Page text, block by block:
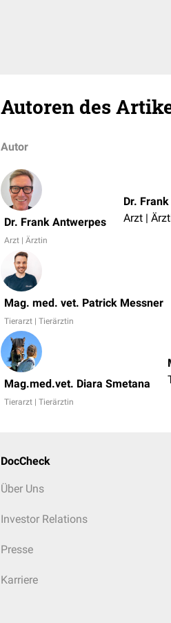
Autoren des
Autor
Dr. Frank Antwerpes
Arzt | Ärztin
Dr.
Arzt |
Mag. med. vet. Patrick Messner
Tierarzt | Tierärztin
Mag.med.vet. Diara Smetana
Tierarzt | Tierärztin
DocCheck
Über Uns
Investor Relations
Presse
Karriere